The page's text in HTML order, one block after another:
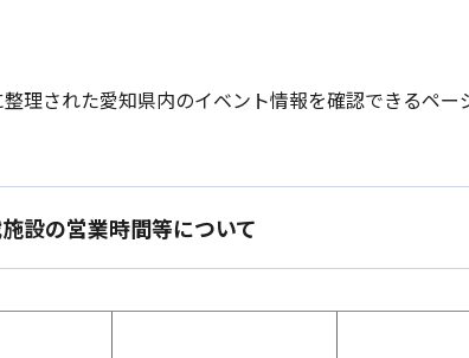
理された愛知県内のイベント情報を確認できるペー
設の営業時間等について